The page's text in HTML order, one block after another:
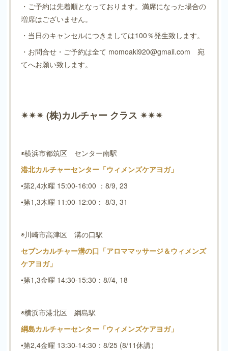
・ご予約は先着順となっております。満席になった場合の
増席はございません。
・当日のキャンセルにつきましては100％発生致します。
・お問合せ・ご予約は全て momoaki920@gmail.com 宛
てへお願い致します。
✴︎✴︎✴︎ (株)カルチャー クラス ✴︎✴︎✴︎
◉横浜市都筑区 センター南駅
港北カルチャーセンター「ウィメンズケアヨガ」
•第2,4水曜 15:00-16:00 ：8/9, 23
•第1,3木曜 11:00-12:00： 8/3, 31
◉川崎市高津区 溝の口駅
セブンカルチャー溝の口「アロママッサージ＆ウィメンズ
ケアヨガ」
•第1,3金曜 14:30-15:30：8//4, 18
◉横浜市港北区 綱島駅
綱島カルチャーセンター「ウィメンズケアヨガ」
•第2,4金曜 13:30-14:30：8/25 (8/11休講）